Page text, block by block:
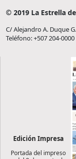
© 2019 La Estrella
C/ Alejandro A. Duque
Teléfono: +507 204-0000
Edición Impresa
Portada del impreso